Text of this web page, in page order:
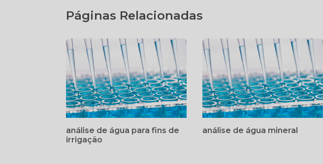
Páginas Relacionadas
análise de água para fins de
irrigação
análise de água mineral